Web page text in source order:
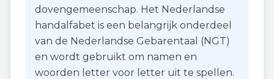
dovengemeenschap. Het Nederlandse
handalfabet is een belangrijk onderdeel
van de Nederlandse Gebarentaal (NGT)
en wordt gebruikt om namen en
woorden letter voor letter uit te spellen.